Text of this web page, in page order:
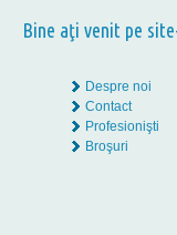
Bine aţi venit pe
Despre noi
Contact
Profesionişti
Broşuri